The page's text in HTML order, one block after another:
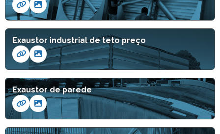
Exaustor industrial de teto preço
Exaustor de parede